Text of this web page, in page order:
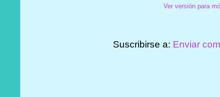
Ver versión para
Suscribirse a: Enviar